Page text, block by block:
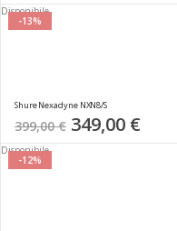
-13%
Disponibile
Shure Nexadyne NXN8/S
399,00 € Special
Price
349,00 €
-12%
Disponibile